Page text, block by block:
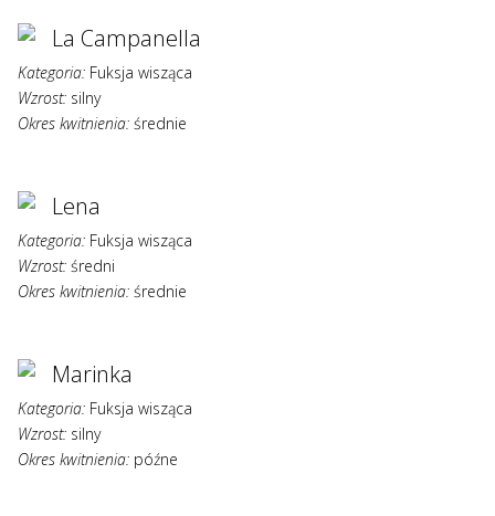
La Campanella
Kategoria: Fuksja wisząca
Wzrost: silny
Okres kwitnienia: średnie
Lena
Kategoria: Fuksja wisząca
Wzrost: średni
Okres kwitnienia: średnie
Marinka
Kategoria: Fuksja wisząca
Wzrost: silny
Okres kwitnienia: późne